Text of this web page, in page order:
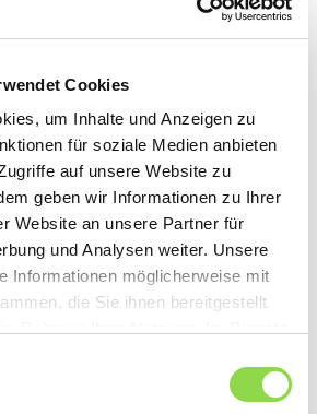
Cookies
um Inhalte und Anzeigen zu
für soziale Medien anbieten
auf unsere Website zu
geben wir Informationen zu Ihrer
Website an unsere Partner für
und Analysen weiter. Unsere
Informationen möglicherweise mit
die Sie ihnen bereitgestellt
pour la